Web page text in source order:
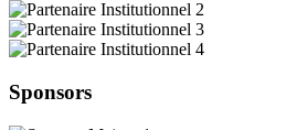
Sponsors